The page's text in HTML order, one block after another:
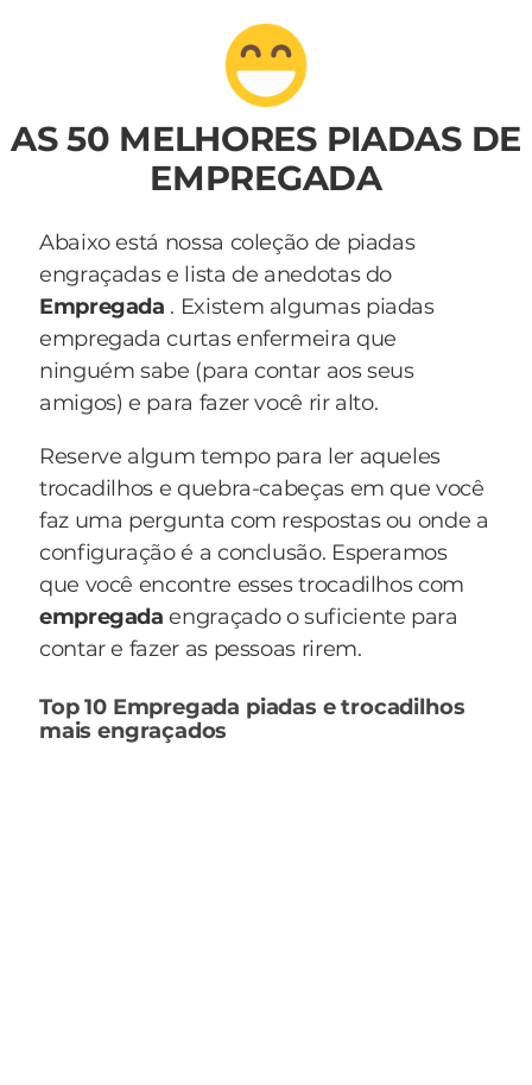
AS 50 MELHORES PIADAS DE
EMPREGADA
Abaixo está nossa coleção de piadas
engraçadas e lista de anedotas do
Empregada . Existem algumas piadas
empregada curtas enfermeira que
ninguém sabe (para contar aos seus
amigos) e para fazer você rir alto.
Reserve algum tempo para ler aqueles
trocadilhos e quebra-cabeças em que você
faz uma pergunta com respostas ou onde a
configuração é a conclusão. Esperamos
que você encontre esses trocadilhos com
empregadaengraçado o suficiente para
contar e fazer as pessoas rirem.
Top 10 Empregada piadas e trocadilhos
mais engraçados